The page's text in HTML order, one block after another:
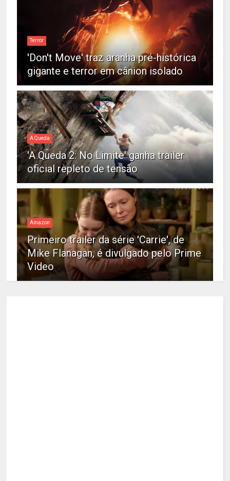
Terror
'Don't Move' traz aranha pré-histórica
gigante e terror em cânion isolado
A Queda
'A Queda 2: No Limite' ganha trailer
oficial repleto de tensão
Amazon
Primeiro trailer da série 'Carrie', de
Mike Flanagan, é divulgado pelo Prime
Video